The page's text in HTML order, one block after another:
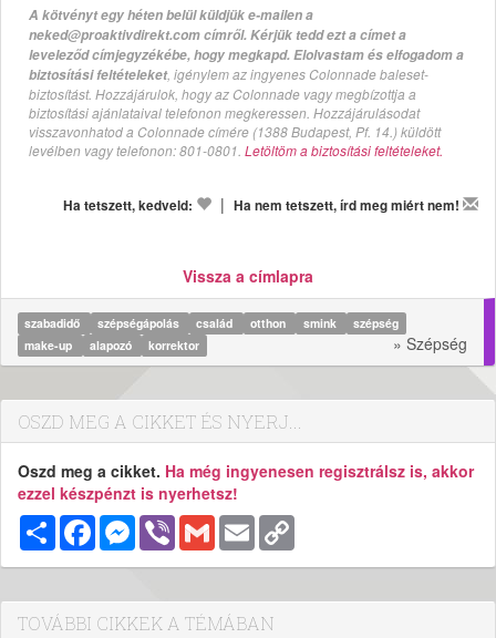
A kötvényt egy héten belül küldjük e-mailen a
neked@proaktivdirekt.com címről. Kérjük tedd ezt a címet a
leveleződ címjegyzékébe, hogy megkapd. Elolvastam és elfogadom a
biztosítási feltételeket, igénylem az ingyenes Colonnade baleset-
biztosítást. Hozzájárulok, hogy az Colonnade vagy megbízottja a
biztosítási ajánlataival telefonon megkeressen. Hozzájárulásodat
visszavonhatod a Colonnade címére (1388 Budapest, Pf. 14.) küldött
levélben vagy telefonon: 801-0801. Letöltöm a biztosítási feltételeket.
Ha tetszett, kedveld: | Ha nem tetszett, írd meg miért nem!
Vissza a címlapra
szabadidő szépségápolás család otthon smink
szépség
make-up
alapozó korrektor » Szépség
OSZD MEG A CIKKET ÉS NYERJ...
Oszd meg a cikket. Ha még ingyenesen regisztrálsz is, akkor
ezzel készpénzt is nyerhetsz!
MegosztásFacebookMessenger
Viber Gmail Email
TOVÁBBI CIKKEK A TÉMÁBAN